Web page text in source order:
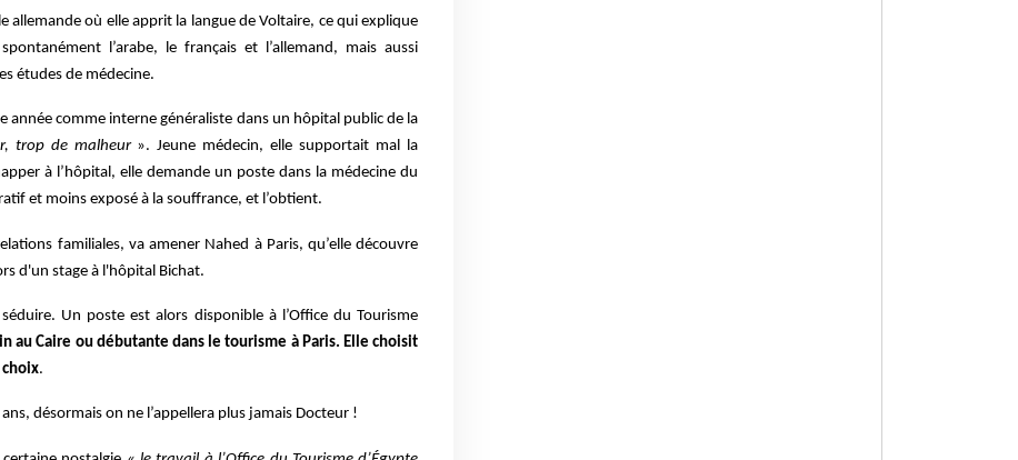
allemande où elle apprit la langue de Voltaire, ce qui explique
l’arabe, le français et l’allemand, mais aussi
études de médecine.
année comme interne généraliste dans un hôpital public de la
trop de malheur». Jeune médecin, elle supportait mal la
à l’hôpital, elle demande un poste dans la médecine du
et moins exposé à la souffrance, et l’obtient.
familiales, va amener Nahed à Paris, qu’elle découvre
d'un stage à l'hôpital Bichat.
Un poste est alors disponible à l’Office du Tourisme
au Caire ou débutante dans le tourisme à Paris. Elle choisit
.
désormais on ne l’appellera plus jamais Docteur !